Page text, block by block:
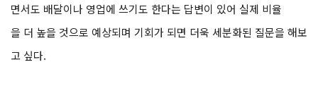
면서도 배달이나 영업에 쓰기도 한다는 답변이 있어 실제 비율
을 더 높을 것으로 예상되며 기회가 되면 더욱 세분화된 질문을 해보
고 싶다.